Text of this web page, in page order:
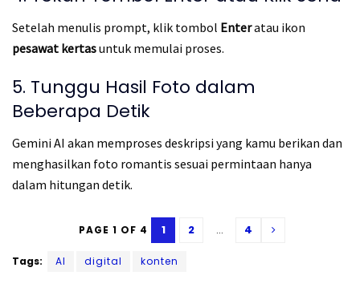
Setelah menulis prompt, klik tombol Enteratau ikon
pesawat kertasuntuk memulai proses.
5. Tunggu Hasil Foto dalam
Beberapa Detik
Gemini AI akan memproses deskripsi yang kamu berikan dan
menghasilkan foto romantis sesuai permintaan hanya
dalam hitungan detik.
PAGE 1 OF 4 1 2 ... 4
Tags: AI digital konten